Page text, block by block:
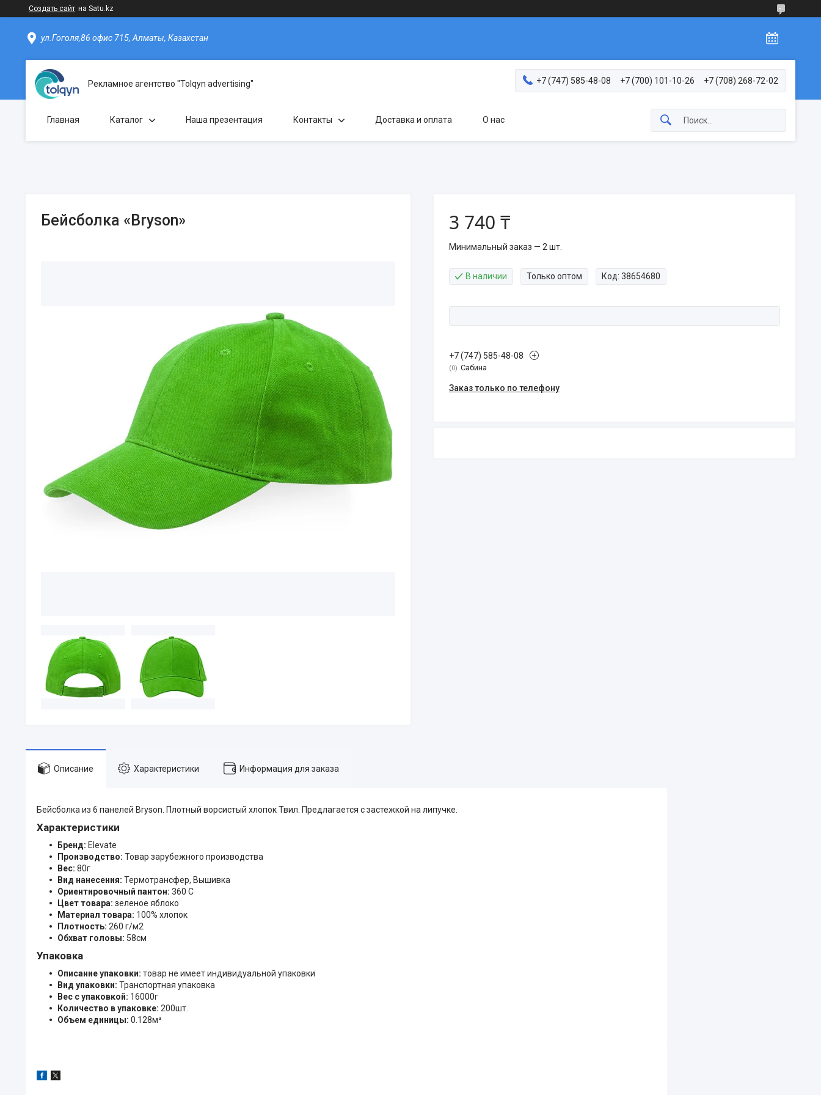
Создать сайт на Satu.kz
ул.Гоголя,86 офис 715, Алматы, Казахстан
Рекламное агентство "Tolqyn advertising" +7 (747) 585-48-08 +7 (700) 101-10-26 +7 (708) 268-72-02
Главная Каталог Наша презентация Контакты Доставка и оплата О нас
Бейсболка «Bryson» 3 740 ₸
Минимальный заказ — 2 шт.
В наличии Только оптом Код: 38654680
+7 (747) 585-48-08
0 Сабина
Заказ только по телефону
Описание Характеристики Информация для заказа
Бейсболка из 6 панелей Bryson. Плотный ворсистый хлопок Твил. Предлагается с застежкой на липучке.
Характеристики
Бренд: Elevate
Производство: Товар зарубежного производства
Вес: 80г
Вид нанесения: Термотрансфер, Вышивка
Ориентировочный пантон: 360 C
Цвет товара: зеленое яблоко
Материал товара: 100% хлопок
Плотность: 260 г/м2
Обхват головы: 58см
Упаковка
Описание упаковки: товар не имеет индивидуальной упаковки
Вид упаковки: Транспортная упаковка
Вес с упаковкой: 16000г
Количество в упаковке: 200шт.
Объем единицы: 0.128м³